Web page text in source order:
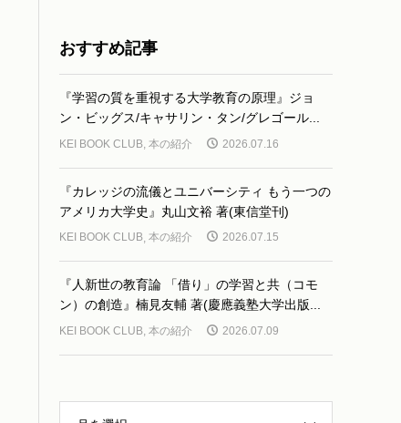
おすすめ記事
『学習の質を重視する大学教育の原理』ジョ
ン・ビッグス/キャサリン・タン/グレゴール...
KEI BOOK CLUB ,本の紹介 2026.07.16
『カレッジの流儀とユニバーシティ もう一つの
アメリカ大学史』丸山文裕 著(東信堂刊)
KEI BOOK CLUB ,本の紹介 2026.07.15
『人新世の教育論 「借り」の学習と共（コモ
ン）の創造』楠見友輔 著(慶應義塾大学出版...
KEI BOOK CLUB,本の紹介 2026.07.09